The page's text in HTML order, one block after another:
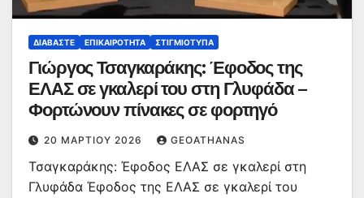
ΔΙΑΒΆΣΤΕ ΕΠΙΚΑΙΡΌΤΗΤΑ ΣΤΙΓΜΙΌΤΥΠΑ
Γιώργος Τσαγκαράκης: Έφοδος της
ΕΛΑΣ σε γκαλερί του στη Γλυφάδα –
Φορτώνουν πίνακες σε φορτηγό
20 ΜΑΡΤΊΟΥ 2026 GEOATHANAS
Τσαγκαράκης: Έφοδος ΕΛΑΣ σε γκαλερί στη
Γλυφάδα Έφοδος της ΕΛΑΣ σε γκαλερί του